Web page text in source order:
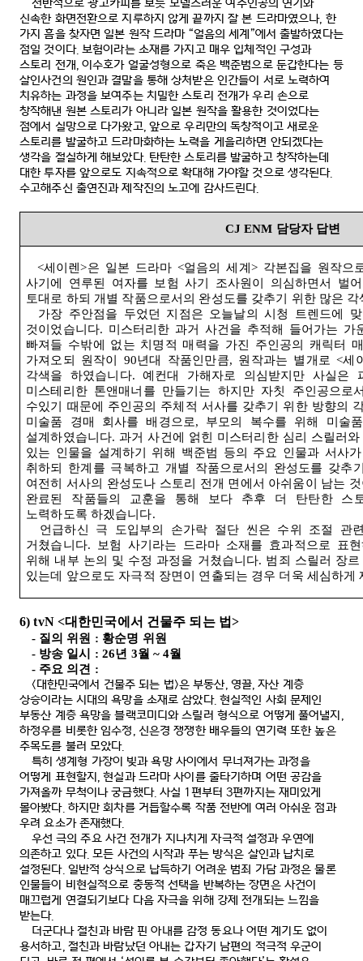
전반적으로 광고카피를 보듯 모델스러운 여주인공의 연기와
신속한 화면전환으로 지루하지 않게 끝까지 잘 본 드라마였으나, 한
가지 흠을 찾자면 일본 원작 드라마 “얼음의 세계”에서 출발하였다는
점일 것이다.보험이라는 소재를 가지고 매우 입체적인 구성과
스토리 전개,이수호가 얼굴성형으로 죽은 백준범으로 둔갑한다는 등
살인사건의 원인과 결말을 통해 상처받은 인간들이 서로 노력하여
치유하는 과정을 보여주는 치밀한 스토리 전개가 우리 손으로
창작해낸 원본 스토리가 아니라 일본 원작을 활용한 것이었다는
점에서 실망으로 다가왔고, 앞으로 우리만의 독창적이고 새로운
스토리를 발굴하고 드라마화하는 노력을 게을리하면 안되겠다는
생각을 절실하게 해보았다. 탄탄한 스토리를 발굴하고 창작하는데
대한 투자를 앞으로도 지속적으로 확대해 가야할 것으로 생각된다.
수고해주신 출연진과 제작진의 노고에 감사드린다.
CJ ENM 담당자 답변
<세이렌>은 일본 드라마 <얼음의 세계 > 각본집을 원작으
사기에 연루된 여자를 보험 사기 조사원이 의심하면서 벌
토대로 하되 개별 작품으로서의 완성도를 갖추기 위한 많은
가장 주안점을 두었던 지점은 오늘날의 시청 트렌드에
것이었습니다. 미스터리한 과거 사건을 추적해 들어가는 가
빠져들 수밖에 없는 치명적 매력을 가진 주인공의 캐릭터
가져오되 원작이
90년대 작품인만큼, 원작과는 별개로 <세
각색을 하였습니다.예컨대 가해자로 의심받지만 사실은
미스테리한 톤앤매너를 만들기는 하지만 자칫 주인공으로
수있기 때문에 주인공의 주체적 서사를 갖추기 위한 방향의
미술품 경매 회사를 배경으로, 부모의 복수를 위해 미술
설계하였습니다.과거 사건에 얽힌 미스터리한 심리 스릴러
있는 인물을 설계하기 위해 백준범 등의 주요 인물과 서사
취하되 한계를 극복하고 개별 작품으로서의 완성도를 갖추
여전히 서사의 완성도나 스토리 전개 면에서 아쉬움이 남는
완료된 작품들의 교훈을 통해 보다 추후 더 탄탄한 스
노력하도록 하겠습니다.
언급하신 극 도입부의 손가락 절단 씬은 수위 조절 관
거쳤습니다.
보험 사기라는 드라마 소재를 효과적으로 표
위해 내부 논의 및 수정 과정을 거쳤습니다. 범죄 스릴러 장
있는데 앞으로도 자극적 장면이 연출되는 경우 더욱 세심하게
6) tvN <대한민국에서 건물주 되는 법>
- 질의 위원 : 황순명 위원
- 방송 일시 : 26년 3월 ~ 4월
- 주요 의견 :
<대한민국에서 건물주 되는 법>은 부동산, 영끌,자산 계층
상승이라는 시대의 욕망을 소재로 삼았다. 현실적인 사회 문제인
부동산 계층 욕망을 블랙코미디와 스릴러 형식으로 어떻게 풀어낼지,
하정우를 비롯한 임수정, 신은경 쟁쟁한 배우들의 연기력 또한 높은
주목도를 불러 모았다.
특히 생계형 가장이 빚과 욕망 사이에서 무너져가는 과정을
어떻게 표현할지,현실과 드라마 사이를 줄타기하며 어떤 공감을
가져올까 무척이나 궁금했다.사실 1편부터3편까지는 재미있게
몰아봤다. 하지만 회차를 거듭할수록 작품 전반에 여러 아쉬운 점과
우려 요소가 존재했다.
우선 극의 주요 사건 전개가 지나치게 자극적 설정과 우연에
의존하고 있다.모든 사건의 시작과 푸는 방식은 살인과 납치로
설정된다. 일반적 상식으로 납득하기 어려운 범죄 가담 과정은 물론
인물들이 비현실적으로 충동적 선택을 반복하는 장면은 사건이
매끄럽게 연결되기보다 다음 자극을 위해 강제 전개되는 느낌을
받는다.
더군다나 절친과 바람 핀 아내를 감정 동요나 어떤 계기도 없이
용서하고, 절친과 바람났던 아내는 갑자기 남편의 적극적 우군이